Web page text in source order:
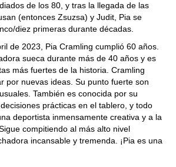
de los 80, y tras la llegada de las
(entonces Zsuzsa) y Judit, Pia se
diez primeras durante décadas.
de 2023, Pia Cramling cumplió 60 años.
sueca durante más de 40 años y es
más fuertes de la historia. Cramling
por nuevas ideas. Su punto fuerte son
También es conocida por su
prácticas en el tablero, y todo
deportista inmensamente creativa y a la
compitiendo al más alto nivel
incansable y tremenda. ¡Pia es una